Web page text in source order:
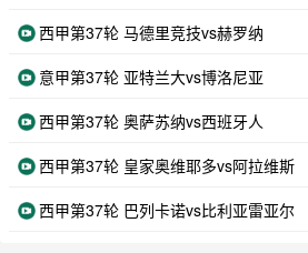
西甲第37轮 马德里竞技vs赫罗纳
意甲第37轮 亚特兰大vs博洛尼亚
西甲第37轮 奥萨苏纳vs西班牙人
西甲第37轮 皇家奥维耶多vs阿拉维斯
西甲第37轮 巴列卡诺vs比利亚雷亚尔